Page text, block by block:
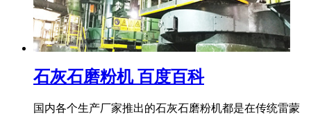
石灰石磨粉机 百度百科
国内各个生产厂家推出的石灰石磨粉机都是在传统雷蒙